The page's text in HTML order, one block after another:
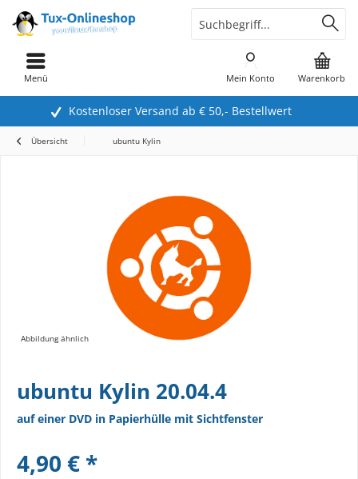
Kostenloser Versand ab € 50,- Bestellwert
Warenkorb
Mein Konto
Menü
Übersicht ubuntu Kylin
Abbildung ähnlich
ubuntu Kylin 20.04.4
auf einer DVD in Papierhülle mit Sichtfenster
4,90 € *